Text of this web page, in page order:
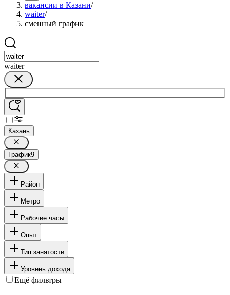
вакансии в Казани/
waiter/
сменный график
waiter
Казань
График9
Район
Метро
Рабочие часы
Опыт
Тип занятости
Уровень дохода
Ещё фильтры